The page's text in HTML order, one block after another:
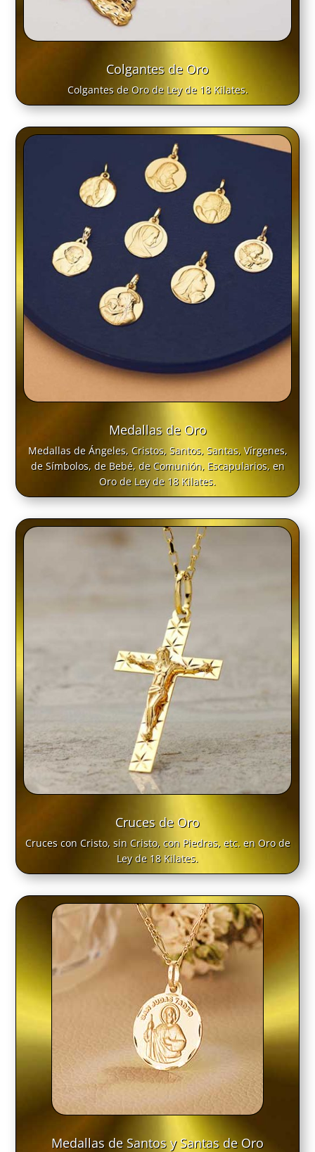
Colgantes de Oro
Colgantes de Oro de Ley de 18 Kilates.
Medallas de Oro
Medallas de Ángeles, Cristos, Santos, Santas, Vírgenes,
de Símbolos, de Bebé, de Comunión, Escapularios, en
Oro de Ley de 18 Kilates.
Cruces de Oro
Cruces con Cristo, sin Cristo, con Piedras, etc. en Oro de
Ley de 18 Kilates.
Medallas de Santos y Santas de Oro